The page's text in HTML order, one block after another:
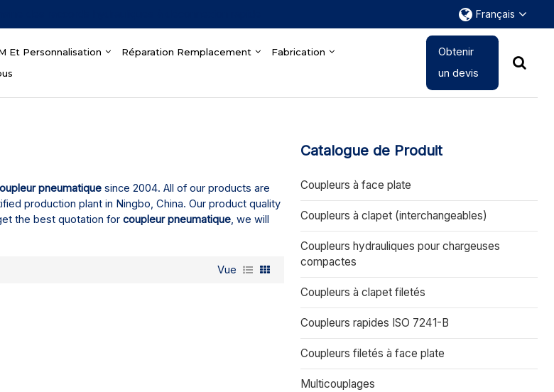
Français
Et Personnalisation Réparation Remplacement
Fabrication
Obtenir
un devis
pneumatique since 2004. All of our products are
production plant in Ningbo, China. Our product quality
the best quotation forcoupleur pneumatique, we will
Vue
Catalogue de Produit
Coupleurs à face plate
Coupleurs à clapet (interchangeables)
Coupleurs hydrauliques pour chargeuses
compactes
Coupleurs à clapet filetés
Coupleurs rapides ISO 7241-B
Coupleurs filetés à face plate
Multicouplages